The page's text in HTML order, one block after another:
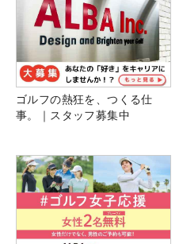
ゴルフの熱狂を、つくる仕
事。｜スタッフ募集中